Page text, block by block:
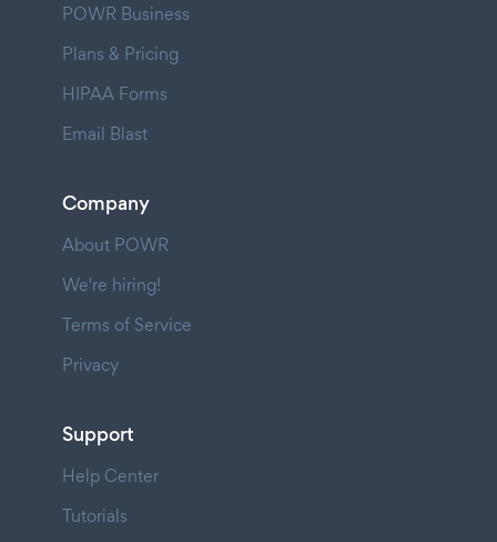
POWR Business
Plans & Pricing
HIPAA Forms
Email Blast
Company
About POWR
We're hiring!
Terms of Service
Privacy
Support
Help Center
Tutorials